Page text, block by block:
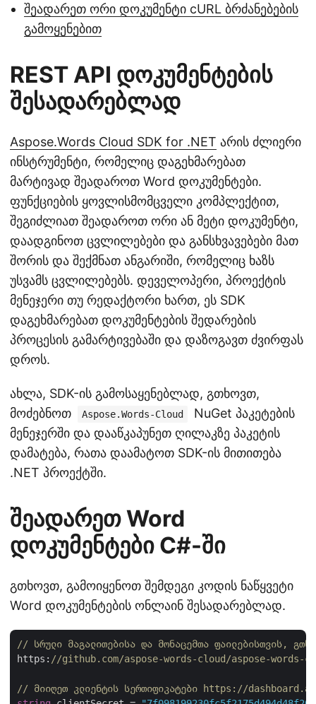
შეადარეთ ორი დოკუმენტი cURL ბრძანებების
გამოყენებით
REST API დოკუმენტების
შესადარებლად
Aspose.Words Cloud SDK for .NET არის ძლიერი
ინსტრუმენტი, რომელიც დაგეხმარებათ
მარტივად შეადაროთ Word დოკუმენტები.
ფუნქციების ყოვლისმომცველი კომპლექტით,
შეგიძლიათ შეადაროთ ორი ან მეტი დოკუმენტი,
დაადგინოთ ცვლილებები და განსხვავებები მათ
შორის და შექმნათ ანგარიში, რომელიც ხაზს
უსვამს ცვლილებებს. დეველოპერი, პროექტის
მენეჯერი თუ რედაქტორი ხართ, ეს SDK
დაგეხმარებათ დოკუმენტების შედარების
პროცესის გამარტივებაში და დაზოგავთ ძვირფას
დროს.
ახლა, SDK-ის გამოსაყენებლად, გთხოვთ,
მოძებნოთ
Aspose.Words-Cloud
NuGet პაკეტების
მენეჯერში და დააწკაპუნეთ ღილაკზე პაკეტის
დამატება, რათა დაამატოთ SDK-ის მითითება
.NET პროექტში.
შეადარეთ Word
დოკუმენტები C#-ში
გთხოვთ, გამოიყენოთ შემდეგი კოდის ნაწყვეტი
Word დოკუმენტების ონლაინ შესადარებლად.
// სრული მაგალითებისა და მონაცემთა ფაილებისთვის,
https: //github.com/aspose-words-cloud/aspose-words-
// მიიღეთ კლიენტის სერთიფიკატები https://